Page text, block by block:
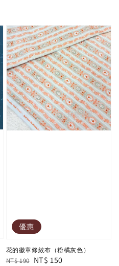
優惠
花的徽章條紋布（粉橘灰色）
Regular
NT$ 190 Sale
NT$ 150